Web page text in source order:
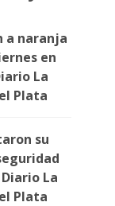
a naranja
en
La
Plata
su
La
Plata